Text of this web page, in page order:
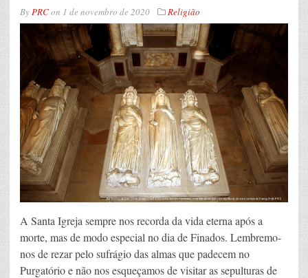
ByPRCon 1 de novembro de 2020 Religião
A Santa Igreja sempre nos recorda da vida eterna após a
morte, mas de modo especial no dia de Finados. Lembremo-
nos de rezar pelo sufrágio das almas que padecem no
Purgatório e não nos esqueçamos de visitar as sepulturas de